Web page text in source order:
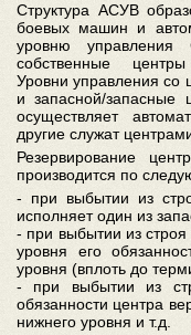
Структура АСУВ
боевых машин и
уровню управления
собственные
Уровни управления со
и запасной/запасные
осуществляет
другие служат
Резервирование
производится по
- при выбытии из
исполняет один из
- при выбытии из строя
уровня его
уровня (вплоть до
- при выбытии из
обязанности центра
нижнего уровня и т.д.